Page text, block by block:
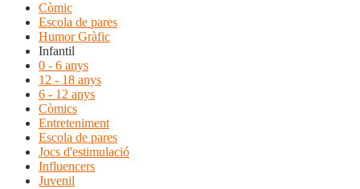
Còmic
Escola de pares
Humor Gràfic
Infantil
0 - 6 anys
12 - 18 anys
6 - 12 anys
Còmics
Entreteniment
Escola de pares
Jocs d'estimulació
Influencers
Juvenil